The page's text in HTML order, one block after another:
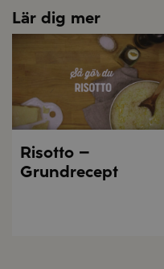
Lär dig mer
Risotto –
Grundrecept